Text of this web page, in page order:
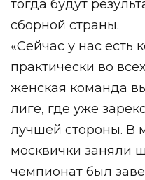
тогда будут
сборной страны.
«Сейчас у нас
практически во
женская команда
лиге, где уже
лучшей стороны. В
москвички заняли
чемпионат был